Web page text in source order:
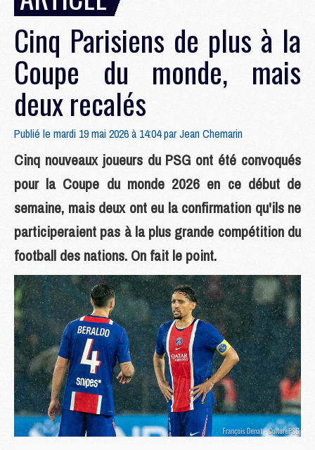
Cinq Parisiens de plus à la
Coupe du monde, mais
deux recalés
Publié le mardi 19 mai 2026 à 14:04 parJean Chemarin
Cinq nouveaux joueurs du PSG ont été convoqués
pour la Coupe du monde 2026 en ce début de
semaine, mais deux ont eu la confirmation qu'ils ne
participeraient pas à la plus grande compétition du
football des nations. On fait le point.